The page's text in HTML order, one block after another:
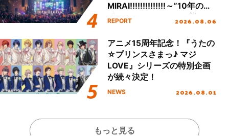
MIRAI!!!!!!!!!!!!!!～”10年の活
動を経てファイナルを迎える
REPORT 2026.08.06
アニメ15周年記念！『うたの
☆プリンスさまっ♪ マジ
LOVE』シリーズの特別企画
が続々決定！
NEWS 2026.08.01
もっと見る